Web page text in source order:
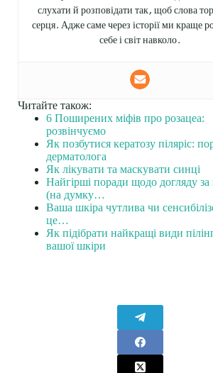
слухати й розповідати так, щоб слова
серця. Адже саме через історії ми краще
себе і світ навколо.
Читайте також:
6 Поширених міфів про розацеа:
розвінчуємо
Як позбутися кератозу піляріс:
дерматолога
Як лікувати та маскувати синці
Найгірші поради щодо догляду
(на думку…
Ваша шкіра чутлива чи
це…
Як підібрати найкращі види
вашої шкіри